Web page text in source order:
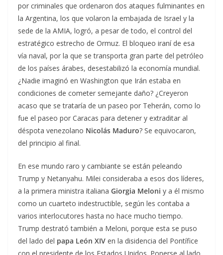
por criminales que ordenaron dos ataques fulminantes en
la Argentina, los que volaron la embajada de Israel y la
sede de la AMIA, logró, a pesar de todo, el control del
estratégico estrecho de Ormuz. El bloqueo iraní de esa
vía naval, por la que se transporta gran parte del petróleo
de los países árabes, desestabilizó la economía mundial.
¿Nadie imaginó en Washington que Irán estaba en
condiciones de cometer semejante daño? ¿Creyeron
acaso que se trataría de un paseo por Teherán, como lo
fue el paseo por Caracas para detener y extraditar al
déspota venezolano Nicolás Maduro? Se equivocaron,
del principio al final.
En ese mundo raro y cambiante se están peleando
Trump y Netanyahu. Milei consideraba a esos dos líderes,
a la primera ministra italiana Giorgia Meloni y a él mismo
como un cuarteto indestructible, según les contaba a
varios interlocutores hasta no hace mucho tiempo.
Trump destrató también a Meloni, porque esta se puso
del lado del papa León XIV en la disidencia del Pontífice